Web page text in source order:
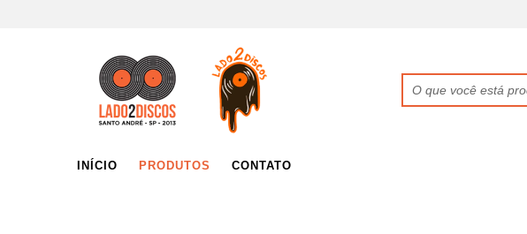
INÍCIO PRODUTOS CONTATO